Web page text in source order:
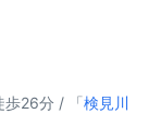
歩26分 / 「検見川